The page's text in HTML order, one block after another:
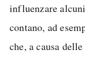
influenzare
contano, ad
che, a causa